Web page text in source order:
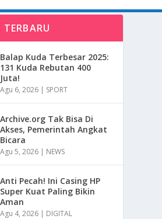
TERBARU
Balap Kuda Terbesar 2025:
131 Kuda Rebutan 400
Juta!
Agu 6, 2026 | SPORT
Archive.org Tak Bisa Di
Akses, Pemerintah Angkat
Bicara
Agu 5, 2026 | NEWS
Anti Pecah! Ini Casing HP
Super Kuat Paling Bikin
Aman
Agu 4, 2026 | DIGITAL